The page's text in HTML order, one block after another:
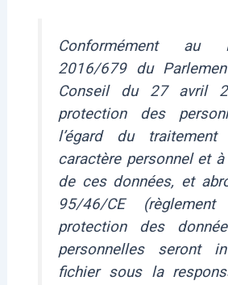
Conformément au
2016/679 du
Conseil du 27 avril
protection des
l’égard du
caractère personnel et
de ces données, et
95/46/CE
protection des
personnelles seront
fichier sous la